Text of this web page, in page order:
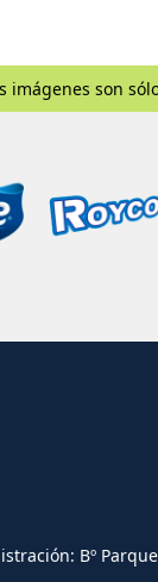
imágenes son
Bº